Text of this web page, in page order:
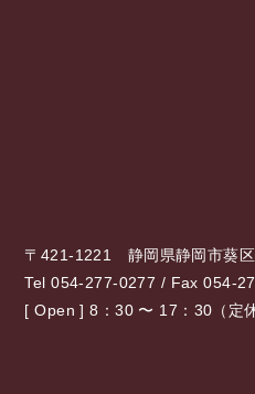
〒421-1221 静岡県静岡市葵
Tel 054-277-0277 / Fax 054-
[ Open ] 8：30 〜 17：30（定